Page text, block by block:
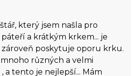
který jsem našla pro
a krátkým krkem... je
zároveň poskytuje oporu krku.
různých a velmi
a tento je nejlepší... Mám